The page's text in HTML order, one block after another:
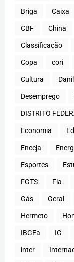
Briga Caixa
CBF China
Classificação
Copa cori
Cultura
Desemprego
DISTRITO
Economia
Enceja
Esportes
FGTS Fla
Gás Geral
Hermeto
IBGEa IG
inter